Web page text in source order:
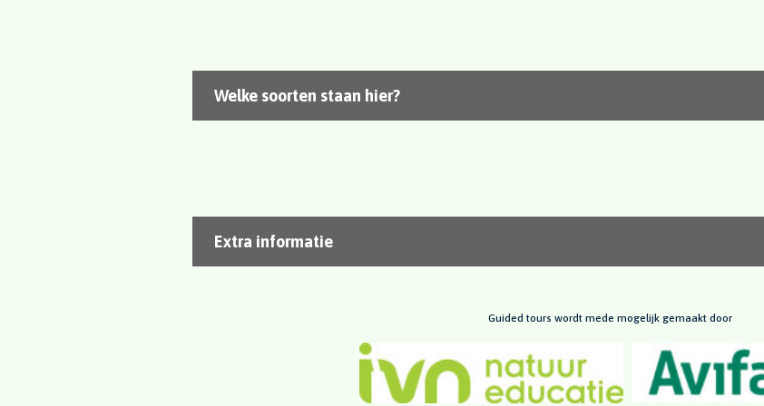
Welke soorten staan hier?
Extra informatie
Guided tours wordt mede mogelijk gemaakt door